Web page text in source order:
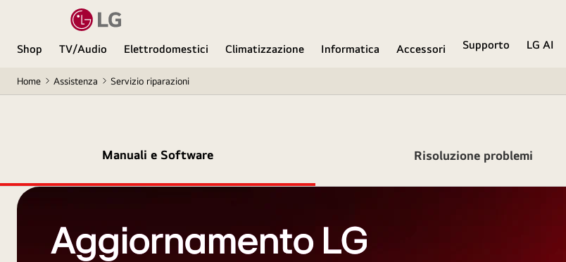
Shop TV/Audio Elettrodomestici Climatizzazione Informatica Accessori Supporto
LG AI
Home Assistenza Servizio riparazioni
Manuali e Software Risoluzione problemi
Aggiornamento LG